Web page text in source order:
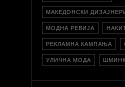
МАКЕДОНСКИ
МОДНА РЕВИЈА
РЕКЛАМНА КАМПАЊА
УЛИЧНА МОДА